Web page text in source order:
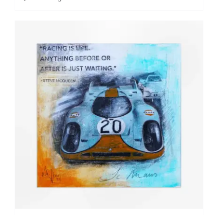
Varianten
auf.
Die
Optionen
können
auf
der
Produktseite
gewählt
werden